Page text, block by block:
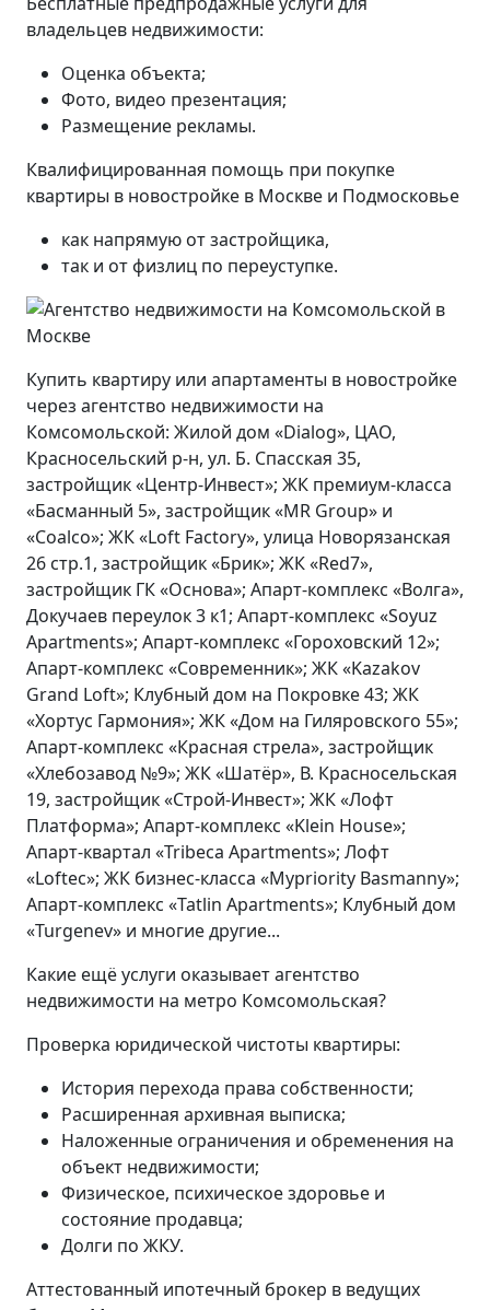
владельцев недвижимости:
Оценка объекта;
Фото, видео презентация;
Размещение рекламы.
Квалифицированная помощь при покупке
квартиры в новостройке в Москве и Подмосковье
как напрямую от застройщика,
так и от физлиц по переуступке.
Купить квартиру или апартаменты в новостройке
через агентство недвижимости на
Комсомольской: Жилой дом «Dialog», ЦАО,
Красносельский р-н, ул. Б. Спасская 35,
застройщик «Центр-Инвест»; ЖК премиум-класса
«Басманный 5», застройщик «MR Group» и
«Coalco»; ЖК «Loft Factory», улица Новорязанская
26 стр.1, застройщик «Брик»; ЖК «Red7»,
застройщик ГК «Основа»; Апарт-комплекс «Волга»,
Докучаев переулок 3 к1; Апарт-комплекс «Soyuz
Apartments»; Апарт-комплекс «Гороховский 12»;
Апарт-комплекс «Современник»; ЖК «Kazakov
Grand Loft»; Клубный дом на Покровке 43; ЖК
«Хортус Гармония»; ЖК «Дом на Гиляровского 55»;
Апарт-комплекс «Красная стрела», застройщик
«Хлебозавод №9»; ЖК «Шатёр», В. Красносельская
19, застройщик «Строй-Инвест»; ЖК «Лофт
Платформа»; Апарт-комплекс «Klein House»;
Апарт-квартал «Tribeca Apartments»; Лофт
«Loftec»; ЖК бизнес-класса «Mypriority Basmanny»;
Апарт-комплекс «Tatlin Apartments»; Клубный дом
«Turgenev» и многие другие...
Какие ещё услуги оказывает агентство
недвижимости на метро Комсомольская?
Проверка юридической чистоты квартиры:
История перехода права собственности;
Расширенная архивная выписка;
Наложенные ограничения и обременения на
объект недвижимости;
Физическое, психическое здоровье и
состояние продавца;
Долги по ЖКУ.
Аттестованный ипотечный брокер в ведущих